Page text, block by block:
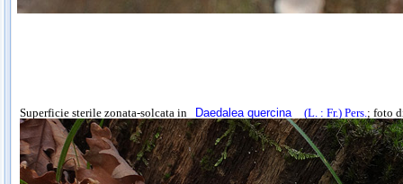
Superficie sterile zonata-solcata in Daedalea quercina (L. : Fr.) Pers.; foto